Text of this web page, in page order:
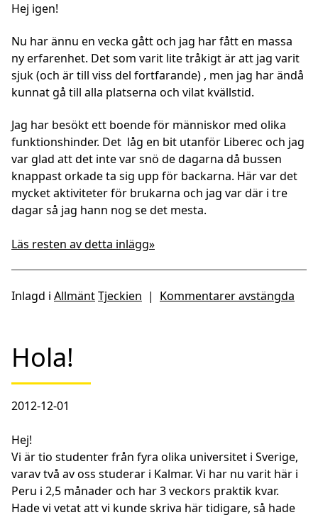
Hej igen!
Nu har ännu en vecka gått och jag har fått en massa
ny erfarenhet. Det som varit lite tråkigt är att jag varit
sjuk (och är till viss del fortfarande) , men jag har ändå
kunnat gå till alla platserna och vilat kvällstid.
Jag har besökt ett boende för människor med olika
funktionshinder. Det låg en bit utanför Liberec och jag
var glad att det inte var snö de dagarna då bussen
knappast orkade ta sig upp för backarna. Här var det
mycket aktiviteter för brukarna och jag var där i tre
dagar så jag hann nog se det mesta.
Läs resten av detta inlägg»
Inlagd i AllmäntTjeckien | Kommentarer avstängda
Hola!
2012-12-01
Hej!
Vi är tio studenter från fyra olika universitet i Sverige,
varav två av oss studerar i Kalmar. Vi har nu varit här i
Peru i 2,5 månader och har 3 veckors praktik kvar.
Hade vi vetat att vi kunde skriva här tidigare, så hade